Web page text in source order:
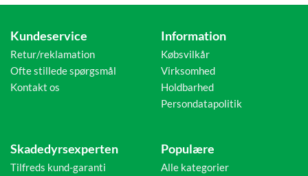
Kundeservice
Retur/reklamation
Ofte stillede spørgsmål
Kontakt os
Information
Købsvilkår
Virksomhed
Holdbarhed
Persondatapolitik
Skadedyrsexperten
Tilfreds kund-garanti
Populære
Alle kategorier